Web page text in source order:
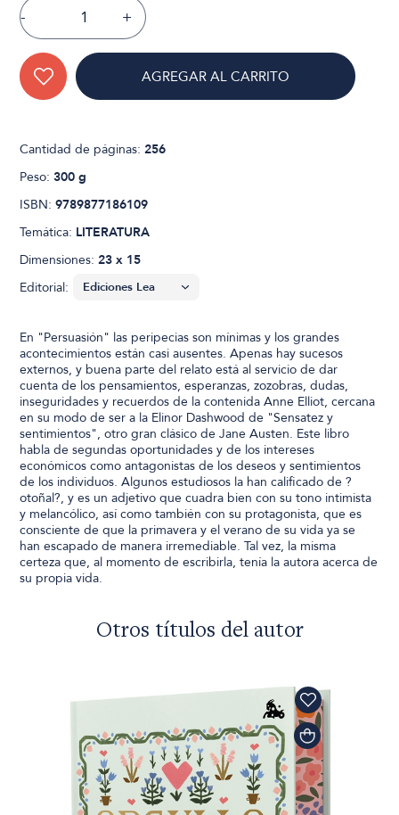
- +
AGREGAR AL CARRITO
Cantidad de páginas:256
Peso:300 g
ISBN:9789877186109
Temática: LITERATURA
Dimensiones:23 x 15
Editorial:
En "Persuasión" las peripecias son mínimas y los grandes
acontecimientos están casi ausentes. Apenas hay sucesos
externos, y buena parte del relato está al servicio de dar
cuenta de los pensamientos, esperanzas, zozobras, dudas,
inseguridades y recuerdos de la contenida Anne Elliot, cercana
en su modo de ser a la Elinor Dashwood de "Sensatez y
sentimientos", otro gran clásico de Jane Austen. Este libro
habla de segundas oportunidades y de los intereses
económicos como antagonistas de los deseos y sentimientos
de los individuos. Algunos estudiosos la han calificado de ?
otoñal?, y es un adjetivo que cuadra bien con su tono intimista
y melancólico, así como también con su protagonista, que es
consciente de que la primavera y el verano de su vida ya se
han escapado de manera irremediable. Tal vez, la misma
certeza que, al momento de escribirla, tenía la autora acerca de
su propia vida.
Otros títulos del autor